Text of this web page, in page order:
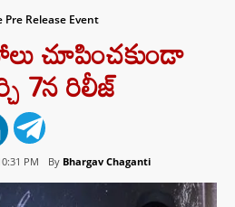
Pre Release Event
చూపించకుండా
7న రిలీజ్
PM By Bhargav Chaganti